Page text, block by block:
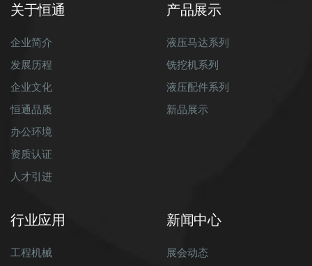
关于恒通
企业简介
发展历程
企业文化
恒通品质
办公环境
资质认证
人才引进
产品展示
液压马达系列
铣挖机系列
液压配件系列
新品展示
行业应用
工程机械
新闻中心
展会动态